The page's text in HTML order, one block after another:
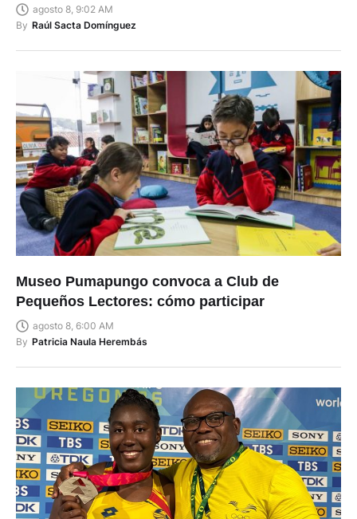
agosto 8, 9:02 AM
By Raúl Sacta Domínguez
Museo Pumapungo convoca a Club de
Pequeños Lectores: cómo participar
agosto 8, 6:00 AM
By Patricia Naula Herembás